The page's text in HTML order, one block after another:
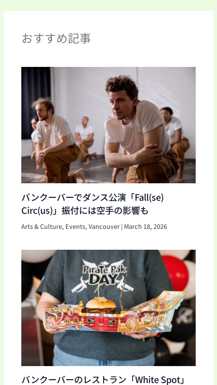
おすすめ記事
バンクーバーでダンス公演「Fall(se)
Circ(us)」振付には空手の影響も
Arts & Culture, Events,Vancouver | March 18, 2026
バンクーバーのレストラン「White Spot」